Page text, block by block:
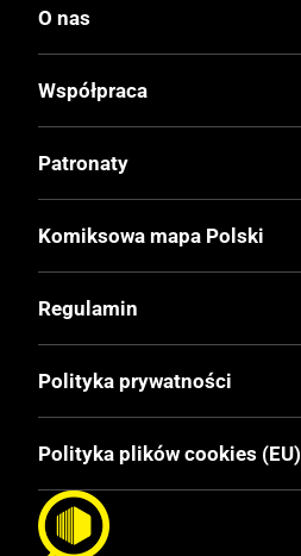
Wydanie
I
Druk
Kolor
Miękka
Format
48
O nas
Współpraca
Patronaty
Komiksowa mapa Polski
Regulamin
Polityka prywatności
Polityka plików cookies (EU)